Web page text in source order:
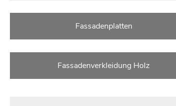
Fassadenplatten
Fassadenverkleidung Holz